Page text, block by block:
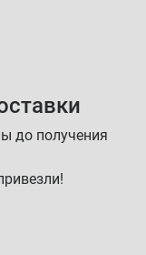
до получения